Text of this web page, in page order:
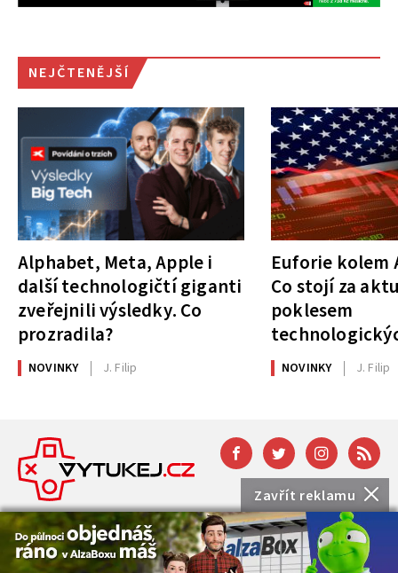
Zavřít reklamu
NEJČTENĚJŠÍ
Alphabet, Meta, Apple i
další technologičtí giganti
zveřejnili výsledky. Co
prozradila?
NOVINKY J. Filip
Euforie kolem
Co stojí za
poklesem
NOVINKY J. Filip